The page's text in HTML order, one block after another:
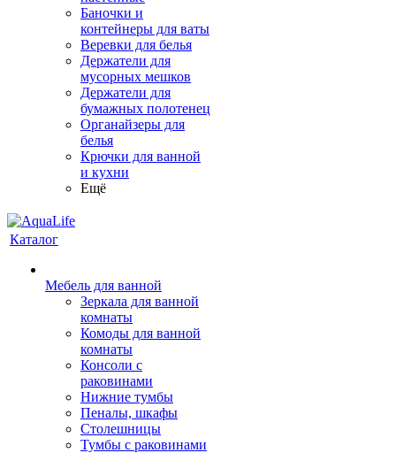
Баночки и
контейнеры для ваты
Веревки для белья
Держатели для
мусорных мешков
Держатели для
бумажных полотенец
Органайзеры для
белья
Крючки для ванной
и кухни
Ещё
Каталог
Мебель для ванной
Зеркала для ванной
комнаты
Комоды для ванной
комнаты
Консоли с
раковинами
Нижние тумбы
Пеналы, шкафы
Столешницы
Тумбы с раковинами